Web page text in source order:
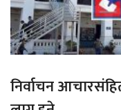
निर्वाचन